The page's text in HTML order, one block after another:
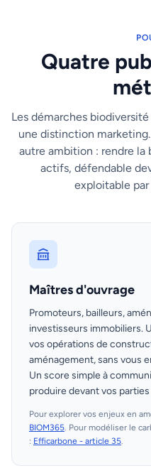
Quatre
Les démarches
une distinction
autre ambition : rendre
actifs, défendable
exploitable
Maîtres d'ouvrage
Promoteurs, bailleurs,
investisseurs immobiliers.
vos opérations de
aménagement, sans vous
Un score simple à
produire devant vos
Pour explorer vos enjeux en
BIOM365. Pour modéliser le
: Efficarbone - article 35.